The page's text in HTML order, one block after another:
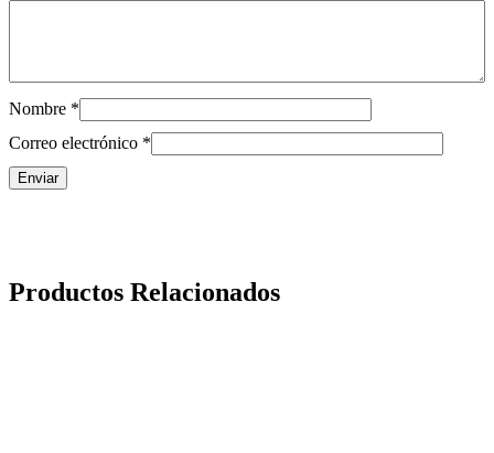
Nombre *
Correo electrónico *
Productos Relacionados